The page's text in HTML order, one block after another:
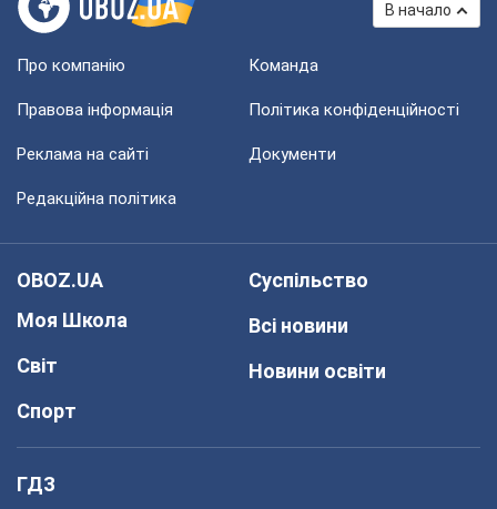
В начало
Про компанію Команда
Правова інформація Політика конфіденційності
Реклама на сайті Документи
Редакційна політика
OBOZ.UA
Моя Школа
Світ
Спорт
Суспільство
Всі новини
Новини освіти
ГДЗ